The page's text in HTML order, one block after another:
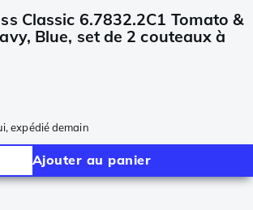
Classic 6.7832.2C1 Tomato &
Blue, set de 2 couteaux à
expédié demain
Ajouter au panier